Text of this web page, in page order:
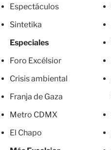
Espectáculos
Sintetika
Especiales
Foro Excélsior
Crisis ambiental
Franja de Gaza
Metro CDMX
El Chapo